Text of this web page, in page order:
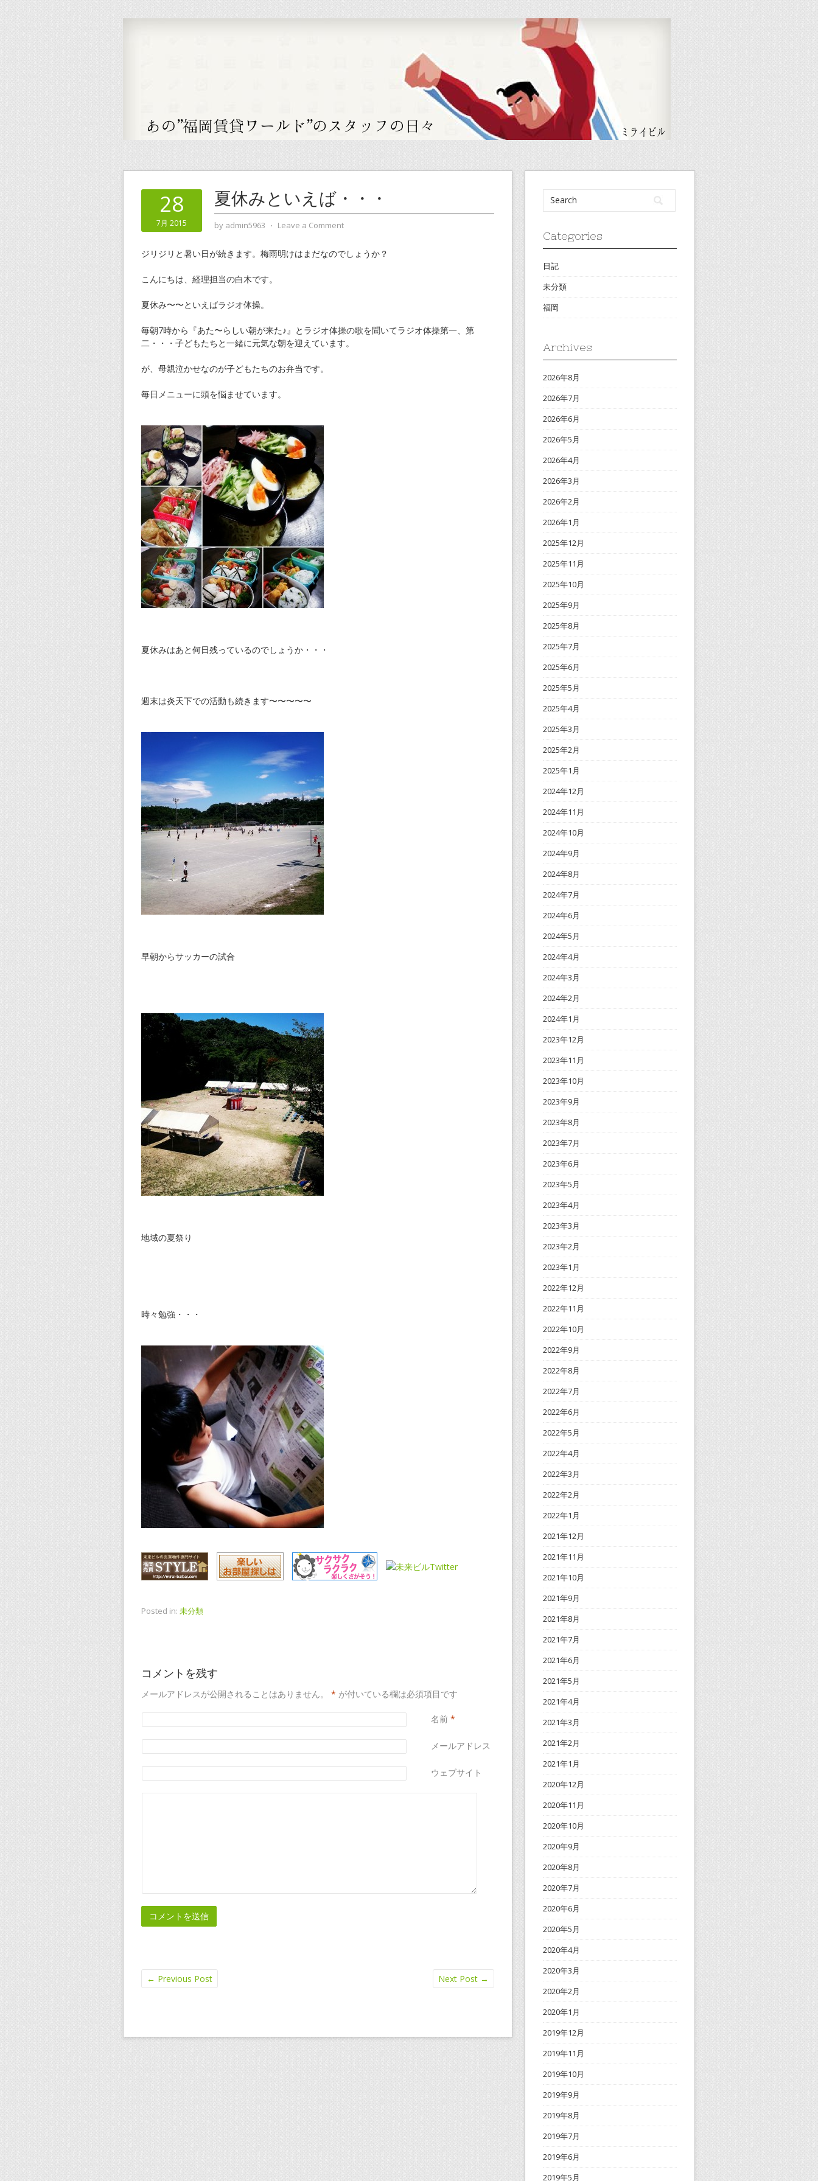
28
7月 2015
夏休みといえば・・・
by admin5963 ⋅ Leave a Comment
ジリジリと暑い日が続きます。梅雨明けはまだなのでしょうか？
こんにちは、経理担当の白木です。
夏休み〜〜といえばラジオ体操。
毎朝7時から『あた〜らしい朝が来た♪』とラジオ体操の歌を聞いてラジオ体操第一、第
二・・・子どもたちと一緒に元気な朝を迎えています。
が、母親泣かせなのが子どもたちのお弁当です。
毎日メニューに頭を悩ませています。
夏休みはあと何日残っているのでしょうか・・・
週末は炎天下での活動も続きます〜〜〜〜〜
早朝からサッカーの試合
地域の夏祭り
時々勉強・・・
Posted in: 未分類
コメントを残す
メールアドレスが公開されることはありません。 * が付いている欄は必須項目です
名前 *
メールアドレス
ウェブサイト
← Previous Post Next Post →
Categories
日記
未分類
福岡
Archives
2026年8月
2026年7月
2026年6月
2026年5月
2026年4月
2026年3月
2026年2月
2026年1月
2025年12月
2025年11月
2025年10月
2025年9月
2025年8月
2025年7月
2025年6月
2025年5月
2025年4月
2025年3月
2025年2月
2025年1月
2024年12月
2024年11月
2024年10月
2024年9月
2024年8月
2024年7月
2024年6月
2024年5月
2024年4月
2024年3月
2024年2月
2024年1月
2023年12月
2023年11月
2023年10月
2023年9月
2023年8月
2023年7月
2023年6月
2023年5月
2023年4月
2023年3月
2023年2月
2023年1月
2022年12月
2022年11月
2022年10月
2022年9月
2022年8月
2022年7月
2022年6月
2022年5月
2022年4月
2022年3月
2022年2月
2022年1月
2021年12月
2021年11月
2021年10月
2021年9月
2021年8月
2021年7月
2021年6月
2021年5月
2021年4月
2021年3月
2021年2月
2021年1月
2020年12月
2020年11月
2020年10月
2020年9月
2020年8月
2020年7月
2020年6月
2020年5月
2020年4月
2020年3月
2020年2月
2020年1月
2019年12月
2019年11月
2019年10月
2019年9月
2019年8月
2019年7月
2019年6月
2019年5月